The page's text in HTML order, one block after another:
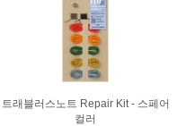
트래블러스노트 Repair Kit - 스페어
컬러